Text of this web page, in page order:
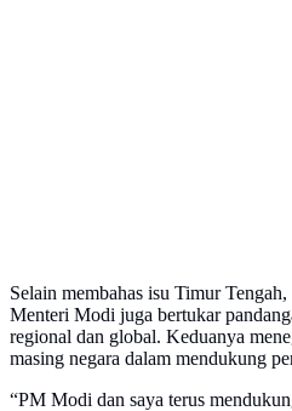
Selain membahas isu Timur
Menteri Modi juga bertukar
regional dan global. Keduanya
masing negara dalam mendukung
“PM Modi dan saya terus